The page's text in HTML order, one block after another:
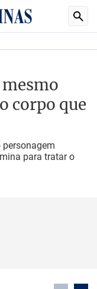
corpo que
personagem
para tratar o